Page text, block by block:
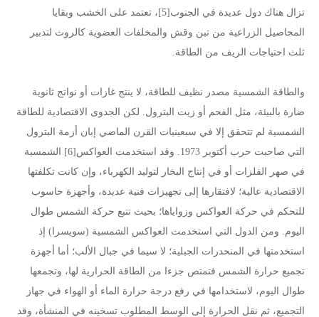
تزال هناك دول عديدة في الجنوب[5]، تعتمد على الخشب وبقايا
المحاصيل الزراعية من تبن وقش والمخلفات العضوية كالروث لتدبير
ثلث احتياجات الريف من الطاقة.
والطاقة الشمسية مصدر نظيف للطاقة، لا ينتج غازات أو نواتج ثانوية
ضارة بالبيئة، مثل الفحم أو زيت البترول. لكن الجدوى الاقتصادية للطاقة
الشمسية لم تتحقق إلا في سبعينيات القرن الماضي إبان أزمة البترول
التي صاحبت حرب أكتوبر 1973. وقد استخدمت العواكس[6] الشمسية
في صهر الفلزات أو في إنتاج البخار لتوليد الكهرباء، وإن كانت تكلفتها
الاقتصادية عالية؛ لافتقارها إلى تجهيزات فنية عديدة، وأجهزة حاسوب
للتحكم في حركة العواكس وزواياها؛ بحيث تتبع حركة الشمس طوال
اليوم. ومن الدول التي استخدمت العواكس الشمسية (سويسرا) إذ
استخدمتها في المنحدرات الجبلية؛ لا سيما في جبال الألب؛ أما أجهزة
تجميع حرارة الشمس فتمتص جزءا من الطاقة الحرارية لها، وتجمعها
طوال اليوم، لاستخدامها في رفع درجة حرارة الماء أو الهواء في جهاز
التجميع، ثم نقل الحرارة إلى الوسط المطلوب تسخينه في المنشأة، وقد